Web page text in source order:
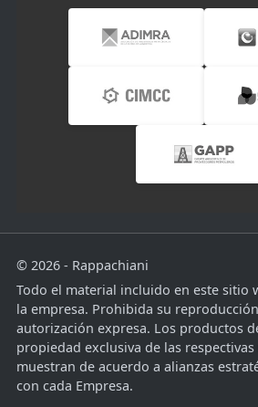
© 2026 - Rappachiani
Todo el material incluido en este sitio
la empresa. Prohibida su
autorización expresa. Los productos
propiedad exclusiva de las respectivas
muestran de acuerdo a alianzas
con cada Empresa.